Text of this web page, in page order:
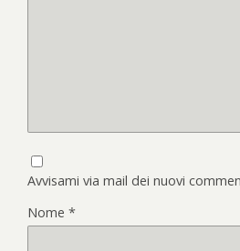
Avvisami via mail dei nuovi
Nome *